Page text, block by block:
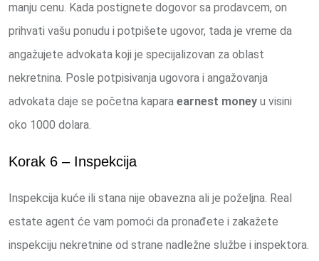
manju cenu. Kada postignete dogovor sa prodavcem, on
prihvati vašu ponudu i potpišete ugovor, tada je vreme da
angažujete advokata koji je specijalizovan za oblast
nekretnina. Posle potpisivanja ugovora i angažovanja
advokata daje se početna kapara earnest money u visini
oko 1000 dolara.
Korak 6 – Inspekcija
Inspekcija kuće ili stana nije obavezna ali je poželjna. Real
estate agent će vam pomoći da pronađete i zakažete
inspekciju nekretnine od strane nadležne službe i inspektora.